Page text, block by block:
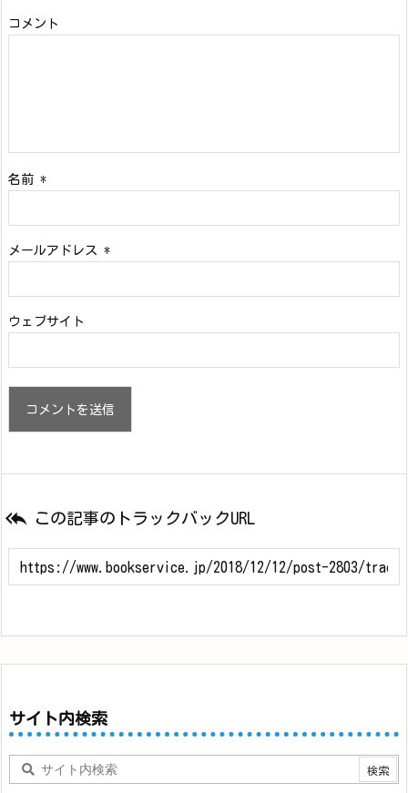
コメント
名前 *
メールアドレス *
ウェブサイト
 この記事のトラックバックURL
サイト内検索